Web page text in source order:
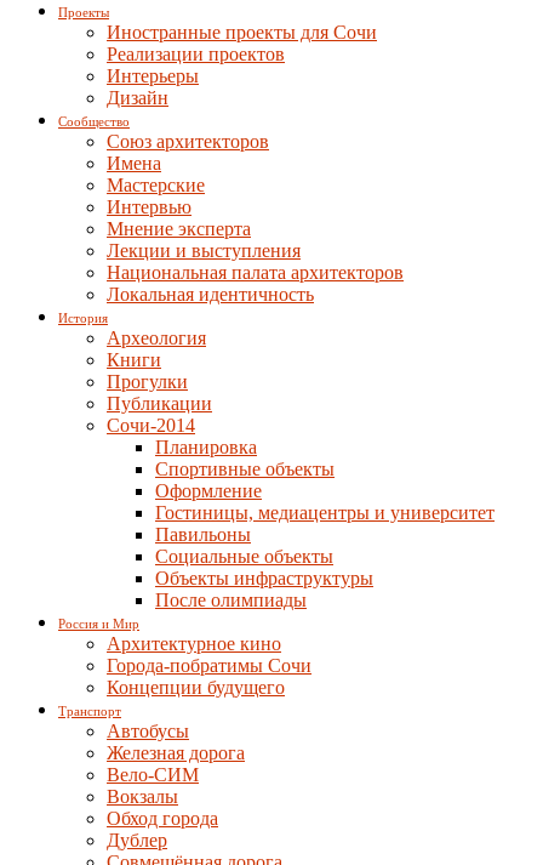
Проекты
Иностранные проекты для Сочи
Реализации проектов
Интерьеры
Дизайн
Сообщество
Союз архитекторов
Имена
Мастерские
Интервью
Мнение эксперта
Лекции и выступления
Национальная палата архитекторов
Локальная идентичность
История
Археология
Книги
Прогулки
Публикации
Сочи-2014
Планировка
Спортивные объекты
Оформление
Гостиницы, медиацентры и университет
Павильоны
Социальные объекты
Объекты инфраструктуры
После олимпиады
Россия и Мир
Архитектурное кино
Города-побратимы Сочи
Концепции будущего
Транспорт
Автобусы
Железная дорога
Вело-СИМ
Вокзалы
Обход города
Дублер